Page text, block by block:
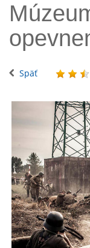
Späť